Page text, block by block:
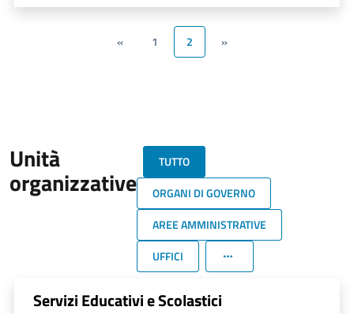
« 1 2 »
Unità
organizzative
TUTTO
ORGANI DI GOVERNO
AREE AMMINISTRATIVE
UFFICI
Servizi Educativi e Scolastici